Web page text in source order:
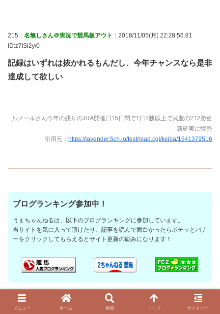
215： 名無しさん＠実況で競馬板アウト ：2018/11/05(月) 22:28:56.81
ID:z7lSi2y/0
記録はいずれは抜かれるもんだし、今年チャンスなら是非
達成して欲しい
ルメールさん今年の残りのJRA開催日15日間で1日2勝以上で武豊の212勝更
新確実に情勢
引用元： https://lavender.5ch.io/test/read.cgi/keiba/1541379516
ブログランキング参加中！
うまちゃんねるは、以下のブログランキングに参加しています。
当サイトを気に入って頂けたり、記事を読んで面白かったらポチッとバナ
ーをクリックしてもらえるとサイト更新の励みになります！
騎手 クリストフ・ルメール 年間勝利数
メニュー ホーム 検索 トップ サイドバー